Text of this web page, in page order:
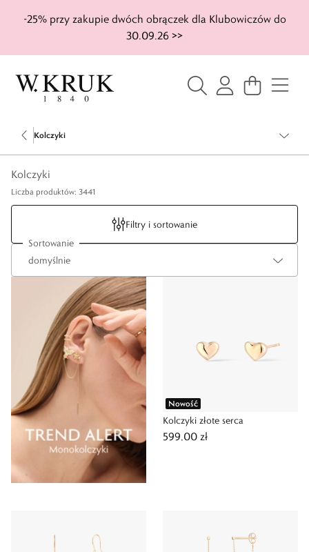
-25% przy zakupie dwóch obrączek dla Klubowiczów do
30.09.26 >>
Kolczyki
Kolczyki
Liczba produktów: 3441
Filtry i sortowanie
Sortowanie
Nowość
Kolczyki złote serca
599,00 zł